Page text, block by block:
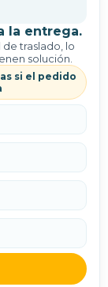
la entrega.
traslado, lo
solución.
si el pedido